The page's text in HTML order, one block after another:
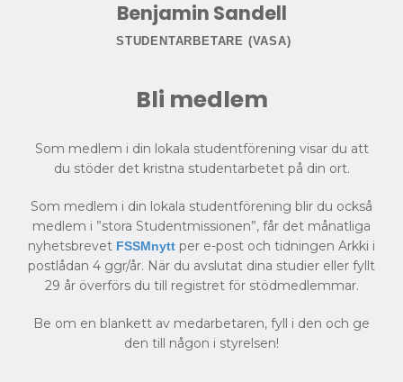
Benjamin Sandell
STUDENTARBETARE (VASA)
Bli medlem
Som medlem i din lokala studentförening visar du att
du stöder det kristna studentarbetet på din ort.
Som medlem i din lokala studentförening blir du också
medlem i ”stora Studentmissionen”, får det månatliga
nyhetsbrevet FSSMnytt per e-post och tidningen Arkki i
postlådan 4 ggr/år. När du avslutat dina studier eller fyllt
29 år överförs du till registret för stödmedlemmar.
Be om en blankett av medarbetaren, fyll i den och ge
den till någon i styrelsen!